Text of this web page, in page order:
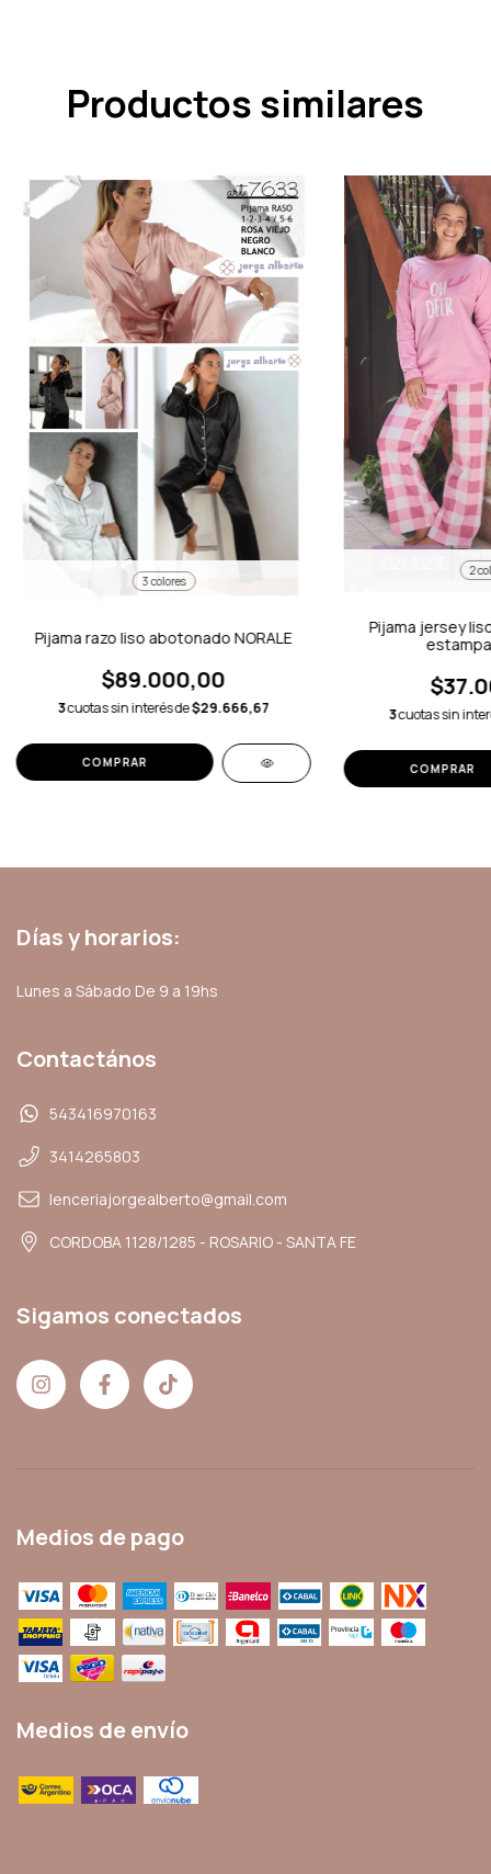
Productos similares
3 colores
Pijama razo liso abotonado NORALE
$89.000,00
3cuotas sin interés de$29.666,67
COMPRAR
2
Pijama jersey
3cuotas sin
COMPRAR
Días y horarios:
Lunes a Sábado De 9 a 19hs
Contactános
543416970163
3414265803
lenceriajorgealberto@gmail.com
CORDOBA 1128/1285 - ROSARIO - SANTA FE
Sigamos conectados
Medios de pago
Medios de envío